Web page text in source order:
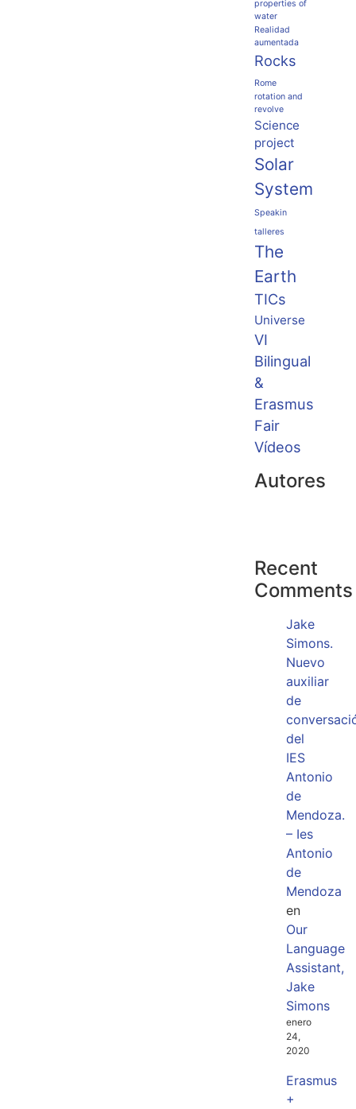
properties of
water
Realidad
aumentada
Rocks
Rome
rotation and
revolve
Science
project
Solar
System
Speakin
talleres
The
Earth
TICs
Universe
VI
Bilingual
&
Erasmus
Fair
Vídeos
Autores
Recent
Comments
Jake
Simons.
Nuevo
auxiliar
de
del
IES
Antonio
de
Mendoza.
– Ies
Antonio
de
Mendoza
en
Our
Language
Assistant,
Jake
Simons
enero
24,
2020
Erasmus
+